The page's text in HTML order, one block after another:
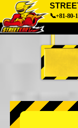
📞+81-80-
소개
회사 정보